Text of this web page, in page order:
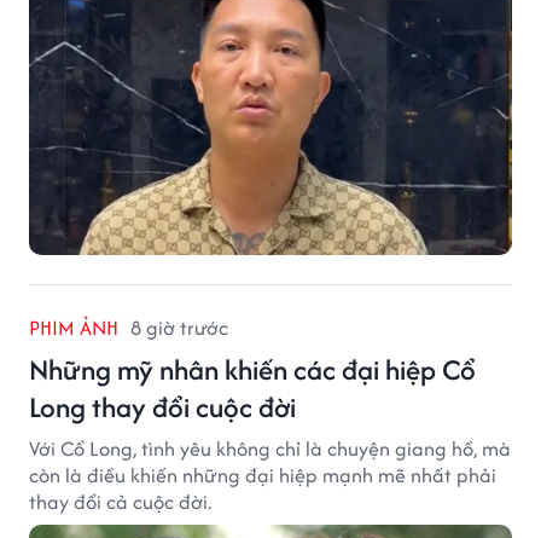
PHIM ẢNH 8 giờ trước
Những mỹ nhân khiến các đại hiệp Cổ
Long thay đổi cuộc đời
Với Cổ Long, tình yêu không chỉ là chuyện giang hồ, mà
còn là điều khiến những đại hiệp mạnh mẽ nhất phải
thay đổi cả cuộc đời.